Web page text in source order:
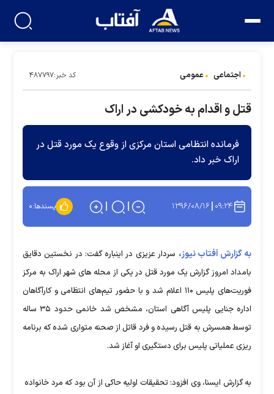
اجتماعی عمومی کد خبر:۴۸۷۷۹۷
قتل و اقدام به خودکشی در اراک
فرمانده انتظامی استان مرکزی از وقوع یک مورد قتل در
اراک خبر داد.
۰۹:۲۴ ۱۳۹۶/۰۸/۱۶ پسندها:۰
به گزارش آفتاب نیوز، سردار عزیزی در اینباره گفت: در نخستین دقایق
بامداد امروز گزارش یک مورد قتل در یکی از محله های شهر اراک به مرکز
فوریت‌های پلیس ۱۱۰ اعلام شد و با حضور تیم‌های انتظامی و کارآگاهان
اداره جنایی پلیس آگاهی استان، مشخص شد خانمی حدود ۳۵ ساله
توسط همسرش به قتل رسیده و فرد قاتل از صحنه متواری شده که برنامه
ریزی عملیاتی پلیس برای دستگیری او آغاز شد.
به گزارش ایسنا، وی افزود: تحقیقات اولیه حاکی از آن بود که مرد خانواده